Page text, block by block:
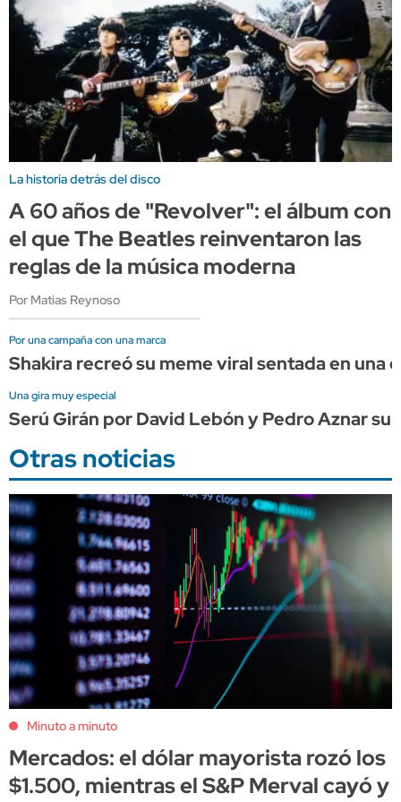
La historia detrás del disco
A 60 años de "Revolver": el álbum con
el que The Beatles reinventaron las
reglas de la música moderna
Por Matias Reynoso
Por una campaña con una marca
Shakira recreó su meme viral sentada en una
Una gira muy especial
Serú Girán por David Lebón y Pedro Aznar
Otras noticias
Minuto a minuto
Mercados: el dólar mayorista rozó los
$1.500, mientras el S&P Merval cayó y